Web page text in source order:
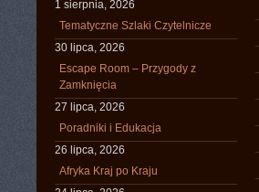
1 sierpnia, 2026
Tematyczne Szlaki Czytelnicze
30 lipca, 2026
Escape Room – Przygody z
Zamknięcia
27 lipca, 2026
Poradniki i Edukacja
26 lipca, 2026
Afryka Kraj po Kraju